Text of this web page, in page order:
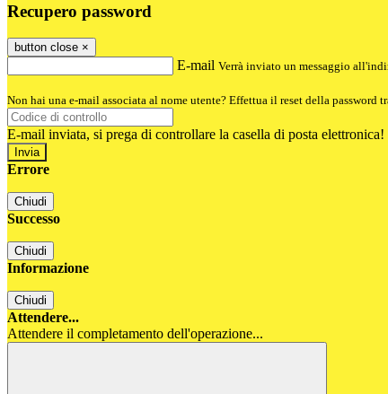
Recupero password
button close ×
E-mail Verrà inviato un messaggio
Non hai una e-mail associata al nome utente? Effettua il reset della password
E-mail inviata, si prega di controllare la casella di posta elettronica!
Errore
Chiudi
Successo
Chiudi
Informazione
Chiudi
Attendere...
Attendere il completamento dell'operazione...